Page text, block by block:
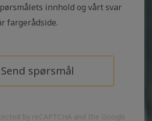
innhold og vårt svar
fargerådside.
Send spørsmål
by reCAPTCHA and the Google